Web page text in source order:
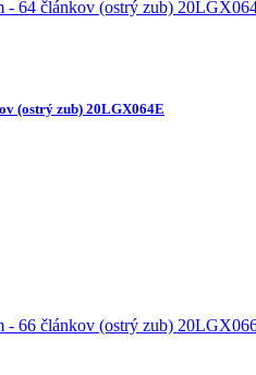
(ostrý zub) 20LGX064E